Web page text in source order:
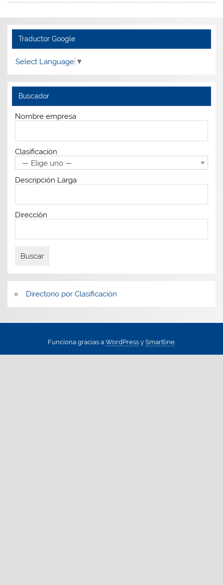
Traductor Google
Select Language ▼
Buscador
Nombre empresa
Clasificación
— Elige uno —
Descripción Larga
Dirección
Directorio por Clasificación
Funciona gracias a WordPressy Smartline.